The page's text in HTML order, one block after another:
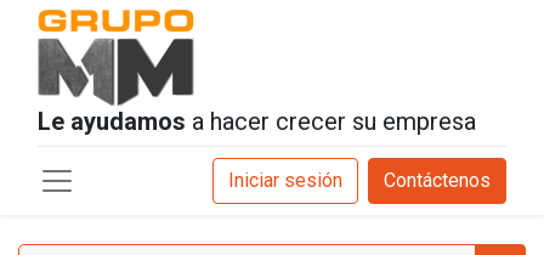
Le ayudamos a hacer crecer su empresa
Iniciar sesión Contáctenos